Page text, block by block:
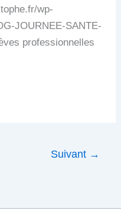
wp-
JOURNEE-SANTE-
professionnelles
Suivant →